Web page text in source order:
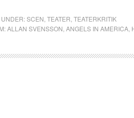
SCEN TEATER TEATERKRITIK
ALLAN SVENSSON ANGELS IN AMERICA